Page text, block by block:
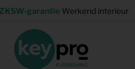
garantie Werkend interieur